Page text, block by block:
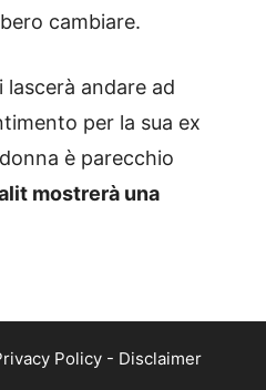
cambiare.
andare ad
per la sua ex
è parecchio
mostrerà una
Policy - Disclaimer